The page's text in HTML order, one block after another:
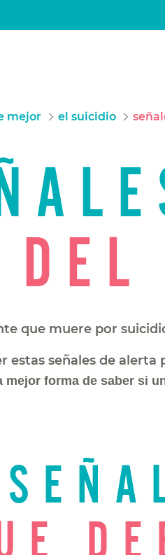
mejor el suicidio
que muere por
estas señales de
mejor forma de saber si